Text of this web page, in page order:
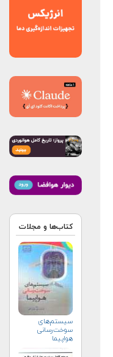
کتاب‌ها و مجلات
سیستم‌های
سوخت‌رسانی
هواپیما